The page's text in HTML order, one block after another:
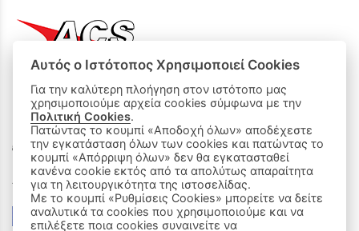
ΟΙ ΑΓΟΡΕΣ ΜΟΥ
Καλάθι Αγορών
Δεχόμαστε όλες τις πιστωτικές κάρτες:
Αυτός ο Ιστότοπος Χρησιμοποιεί Cookies
Για την καλύτερη πλοήγηση στον ιστότοπο μας
χρησιμοποιούμε αρχεία cookies σύμφωνα με την
Πολιτική Cookies.
Πατώντας το κουμπί «Αποδοχή όλων» αποδέχεστε
την εγκατάσταση όλων των cookies και πατώντας το
κουμπί «Απόρριψη όλων» δεν θα εγκατασταθεί
κανένα cookie εκτός από τα απολύτως απαραίτητα
για τη λειτουργικότητα της ιστοσελίδας.
Με το κουμπί «Ρυθμίσεις Cookies» μπορείτε να δείτε
αναλυτικά τα cookies που χρησιμοποιούμε και να
επιλέξετε ποια cookies συναινείτε να